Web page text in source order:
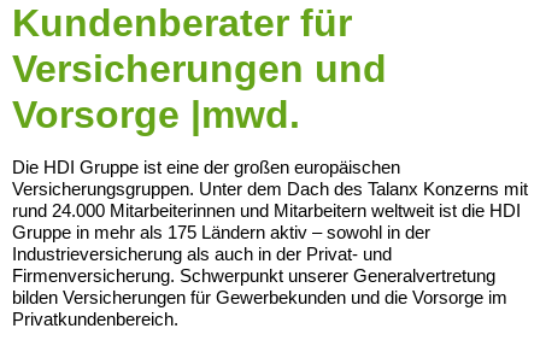
Kundenberater für
Versicherungen und
Vorsorge |mwd.
Die HDI Gruppe ist eine der großen europäischen
Versicherungsgruppen. Unter dem Dach des Talanx Konzerns mit
rund 24.000 Mitarbeiterinnen und Mitarbeitern weltweit ist die HDI
Gruppe in mehr als 175 Ländern aktiv – sowohl in der
Industrieversicherung als auch in der Privat- und
Firmenversicherung. Schwerpunkt unserer Generalvertretung
bilden Versicherungen für Gewerbekunden und die Vorsorge im
Privatkundenbereich.